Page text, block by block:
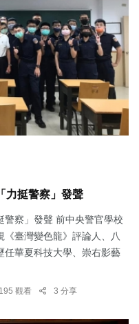
力挺警察」發聲
察」發聲 前中央警官學校
臺灣變色龍》評論人、八
任華夏科技大學、崇右影藝
觀看 3 分享